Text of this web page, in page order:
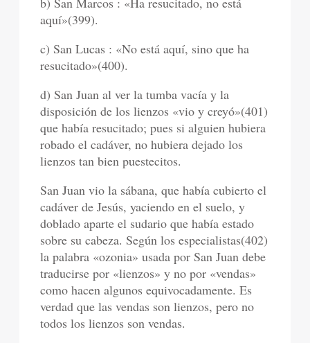
aquí»(399).
c) San Lucas : «No está aquí, sino que ha
resucitado»(400).
d) San Juan al ver la tumba vacía y la
disposición de los lienzos «vio y creyó»(401)
que había resucitado; pues si alguien hubiera
robado el cadáver, no hubiera dejado los
lienzos tan bien puestecitos.
San Juan vio la sábana, que había cubierto el
cadáver de Jesús, yaciendo en el suelo, y
doblado aparte el sudario que había estado
sobre su cabeza. Según los especialistas(402)
la palabra «ozonia» usada por San Juan debe
traducirse por «lienzos» y no por «vendas»
como hacen algunos equivocadamente. Es
verdad que las vendas son lienzos, pero no
todos los lienzos son vendas.